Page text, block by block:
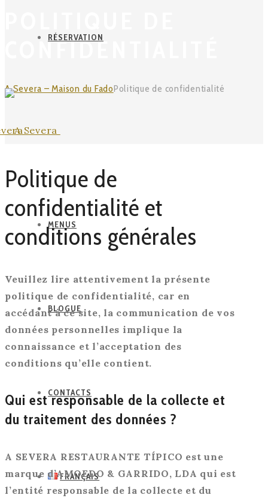
RÉSERVATION
MENUS
BLOGUE
CONTACTS
FRANÇAIS
CONFIDENTIALITÉ
A Severa – Maison du FadoPolitique de confidentialité
Politique de
confidentialité et
conditions générales
Veuillez lire attentivement la présente
politique de confidentialité, car en
accédant à ce site, la communication de vos
données personnelles implique la
connaissance et l’acceptation des
conditions qu’elle contient.
Qui est responsable de la collecte et
du traitement des données ?
A SEVERA RESTAURANTE TÍPICO est une
marque d’AMOEDO & GARRIDO, LDA qui est
l’entité responsable de la collecte et du